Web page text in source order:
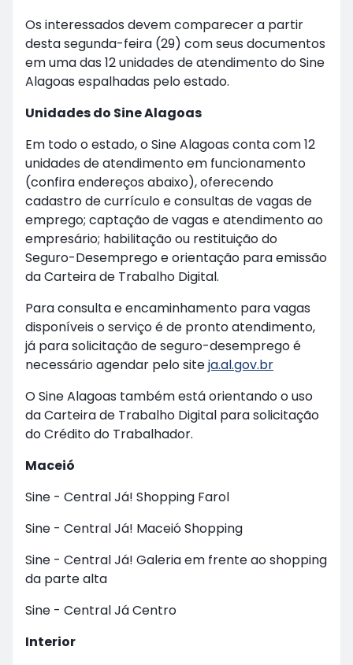
Os interessados devem comparecer a partir
desta segunda-feira (29) com seus documentos
em uma das 12 unidades de atendimento do Sine
Alagoas espalhadas pelo estado.
Unidades do Sine Alagoas
Em todo o estado, o Sine Alagoas conta com 12
unidades de atendimento em funcionamento
(confira endereços abaixo), oferecendo
cadastro de currículo e consultas de vagas de
emprego; captação de vagas e atendimento ao
empresário; habilitação ou restituição do
Seguro-Desemprego e orientação para emissão
da Carteira de Trabalho Digital.
Para consulta e encaminhamento para vagas
disponíveis o serviço é de pronto atendimento,
já para solicitação de seguro-desemprego é
necessário agendar pelo siteja.al.gov.br
O Sine Alagoas também está orientando o uso
da Carteira de Trabalho Digital para solicitação
do Crédito do Trabalhador.
Maceió
Sine - Central Já! Shopping Farol
Sine - Central Já! Maceió Shopping
Sine - Central Já! Galeria em frente ao shopping
da parte alta
Sine - Central Já Centro
Interior